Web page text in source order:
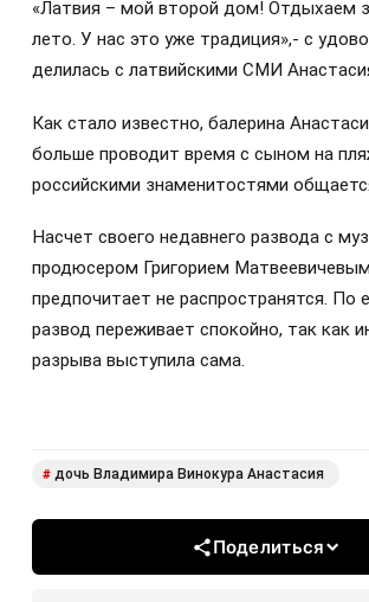
«Латвия – мой второй дом! Отдыхаем
лето. У нас это уже традиция»,- с
делилась с латвийскими СМИ
Как стало известно, балерина
больше проводит время с сыном на
российскими знаменитостями
Насчет своего недавнего развода с
продюсером Григорием
предпочитает не распространятся. По
развод переживает спокойно, так как
разрыва выступила сама.
# дочь Владимира Винокура Анастасия
Поделиться